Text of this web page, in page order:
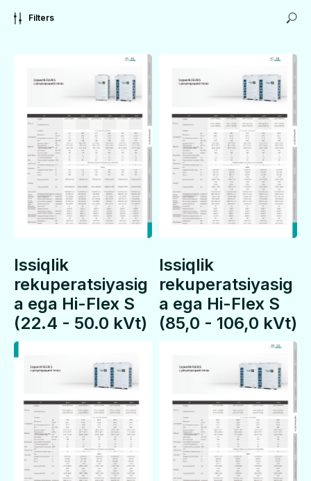
Filters
Issiqlik
rekuperatsiyasig
a ega Hi-Flex S
(22.4 - 50.0 kVt)
Issiqlik
rekuperatsiyasig
a ega Hi-Flex S
(85,0 - 106,0 kVt)